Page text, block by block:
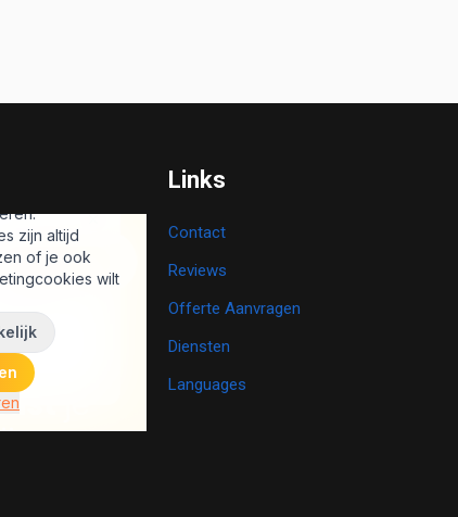
Links
Contact
Reviews
Offerte Aanvragen
Diensten
Languages